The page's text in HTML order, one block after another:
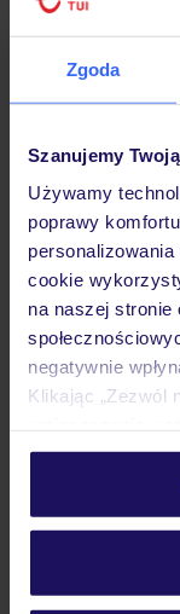
Zgoda
Szanujemy
Używamy
poprawy
cookie
na naszej stronie
negatywnie
Klikając „Zezwól
personalizować
Szczegółowe
Hotel
Pokoje
Wyżywienie
Atrakcje
Ważne
Często